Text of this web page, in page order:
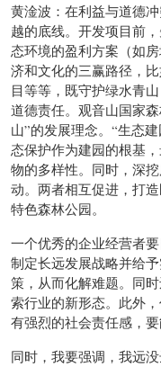
黄淦波：在利益与道德
越的底线。开发项目前
态环境的盈利方案（如
济和文化的三赢路径，
目等等，既守护绿水青
道德责任。观音山国家
山”的发展理念。“生态
态保护作为建园的根基
物的多样性。同时，深
动。两者相互促进，打
特色森林公园。
一个优秀的企业经营者
制定长远发展战略并给
策，从而化解难题。同
索行业的新形态。此外
有强烈的社会责任感，
同时，我要强调，我远